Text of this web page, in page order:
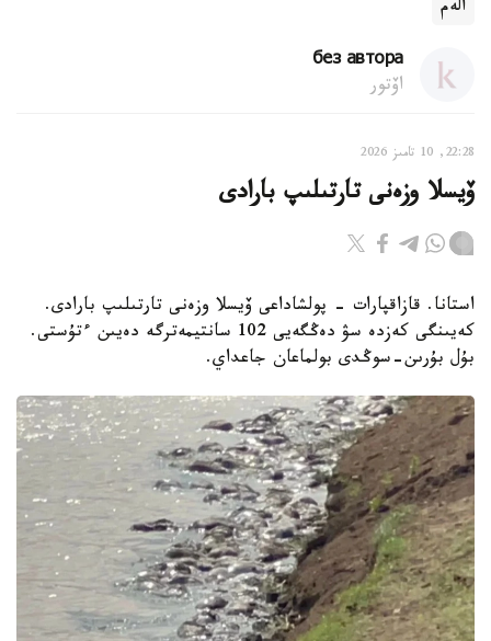
الەم
без автора
اۆتور
22:28, 10 تامىز 2026
ۆيسلا وزەنى تارتىلىپ بارادى
استانا. قازاقپارات - پولشاداعى ۆيسلا وزەنى تارتىلىپ بارادى.
كەيىنگى كەزدە سۋ دەڭگەيى 102 سانتيمەترگە دەيىن ءتۇستى.
بۇل بۇرىن-سوڭدى بولماعان جاعداي.